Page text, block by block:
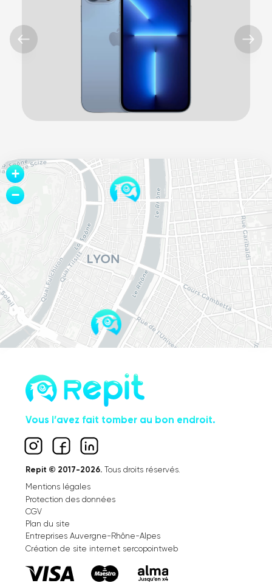
Vous l’avez fait tomber au bon endroit.
Repit © 2017-2026. Tous droits réservés.
Mentions légales
Protection des données
CGV
Plan du site
Entreprises Auvergne-Rhône-Alpes
Création de site internet sercopointweb
+
−